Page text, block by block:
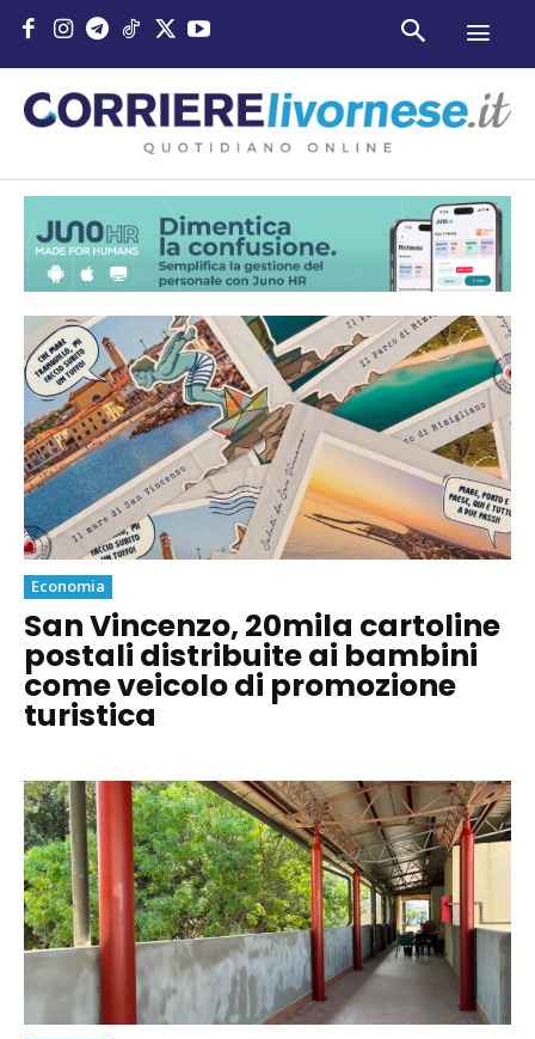
Economia
San Vincenzo, 20mila cartoline
postali distribuite ai bambini
come veicolo di promozione
turistica